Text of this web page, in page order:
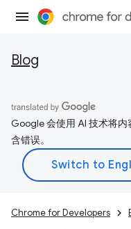
Blog
Google 会使用 AI 技术将
含错误。
Chrome for Developers